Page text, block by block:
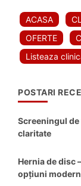
ACASA
OFERTE
Listeaza
POSTARI
Screeningul
claritate
Hernia de disc
opțiuni